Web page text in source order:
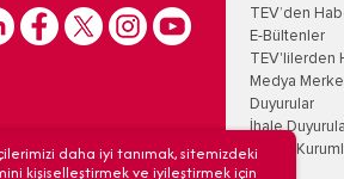
TEV’den
E-Bültenler
TEV'lilerden
Medya
Duyurular
İhale
Eğitim
daha iyi tanımak, sitemizdeki
kişiselleştirmek ve iyileştirmek için